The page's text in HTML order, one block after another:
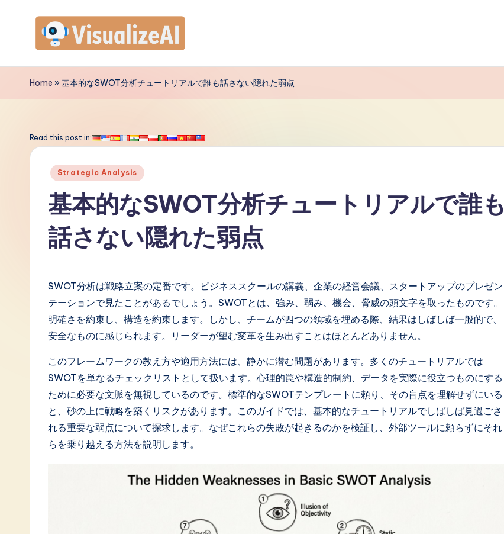
contentV
is
a
A
Home »基本的なSWOT分析チュートリアルで誰も話さない隠れた弱点
Read this post in:
Posted
Strategic Analysis
基本的なSWOT分析チュートリアルで誰も
話さない隠れた弱点
SWOT分析は戦略立案の定番です。ビジネススクールの講義、企業の経営会議、スタートアップのプレゼン
テーションで見たことがあるでしょう。SWOTとは、強み、弱み、機会、脅威の頭文字を取ったものです。
明確さを約束し、構造を約束します。しかし、チームが四つの領域を埋める際、結果はしばしば一般的で、
安全なものに感じられます。リーダーが望む変革を生み出すことはほとんどありません。
このフレームワークの教え方や適用方法には、静かに潜む問題があります。多くのチュートリアルでは
SWOTを単なるチェックリストとして扱います。心理的罠や構造的制約、データを実際に役立つものにする
ために必要な文脈を無視しているのです。標準的なSWOTテンプレートに頼り、その盲点を理解せずにいる
と、砂の上に戦略を築くリスクがあります。このガイドでは、基本的なチュートリアルでしばしば見過ごさ
れる重要な弱点について探求します。なぜこれらの失敗が起きるのかを検証し、外部ツールに頼らずにそれ
らを乗り越える方法を説明します。